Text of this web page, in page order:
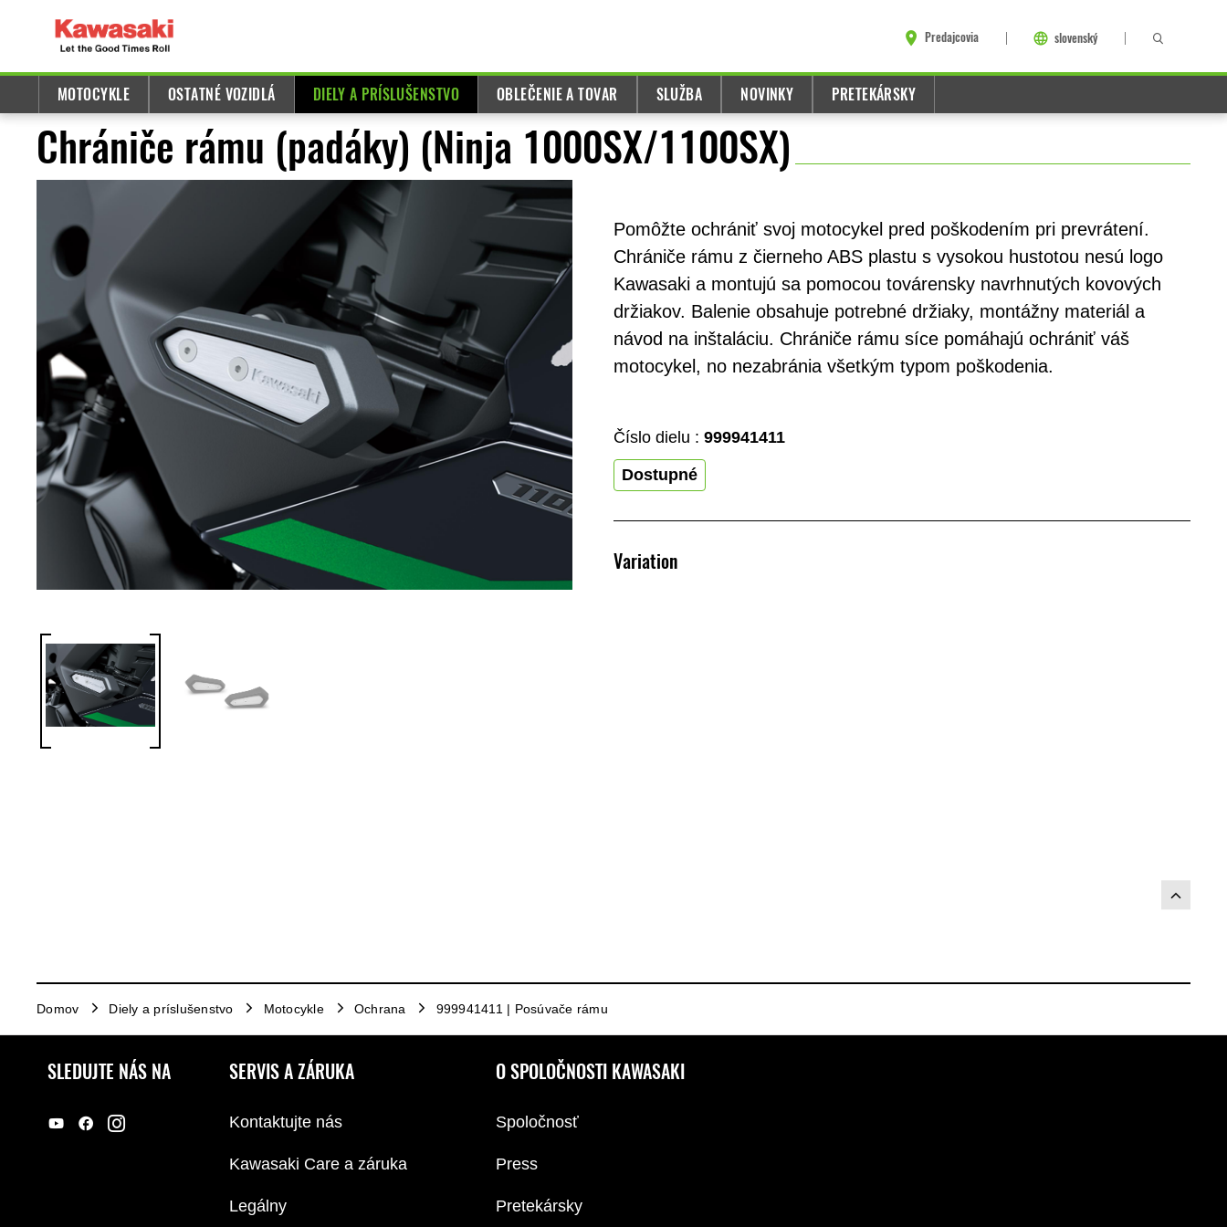
Predajcovia slovenský
MOTOCYKLE OSTATNÉ VOZIDLÁ DIELY A PRÍSLUŠENSTVO OBLEČENIE A TOVAR SLUŽBA NOVINKY PRETEKÁRSKY
Chrániče rámu (padáky) (Ninja 1000SX/1100SX)
Pomôžte ochrániť svoj motocykel pred poškodením pri prevrátení.
Chrániče rámu z čierneho ABS plastu s vysokou hustotou nesú logo
Kawasaki a montujú sa pomocou továrensky navrhnutých kovových
držiakov. Balenie obsahuje potrebné držiaky, montážny materiál a
návod na inštaláciu. Chrániče rámu síce pomáhajú ochrániť váš
motocykel, no nezabránia všetkým typom poškodenia.
Číslo dielu : 999941411
Dostupné
Variation
Domov Diely a príslušenstvo Motocykle Ochrana 999941411 | Posúvače rámu
SLEDUJTE NÁS NA SERVIS A ZÁRUKA
Kontaktujte nás
Kawasaki Care a záruka
Legálny
O SPOLOČNOSTI KAWASAKI
Spoločnosť
Press
Pretekársky